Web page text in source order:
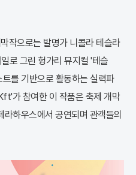
작으로는 발명가 니콜라 테슬라
로 그린 헝가리 뮤지컬 '테슬
를 기반으로 활동하는 실력파
가 참여한 이 작품은 축제 개막
하우스에서 공연되며 관객들의